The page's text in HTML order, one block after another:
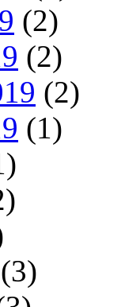
(2)
(2)
(2)
(1)
(3)